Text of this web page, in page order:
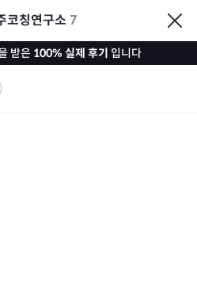
코칭연구소 7
받은 100% 실제 후기 입니다